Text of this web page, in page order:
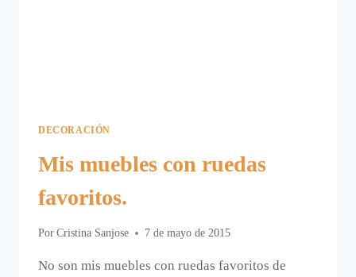
DECORACIÓN
Mis muebles con ruedas
favoritos.
Por Cristina Sanjose 7 de mayo de 2015
No son mis muebles con ruedas favoritos de